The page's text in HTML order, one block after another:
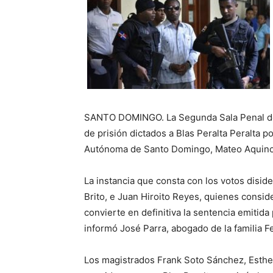
SANTO DOMINGO. La Segunda Sala
de prisión dictados a Blas Peralta Peralta
Autónoma de Santo Domingo, Mateo
La instancia que consta con los votos
Brito, e Juan Hiroito Reyes, quienes
convierte en definitiva la sentencia
informó José Parra, abogado de la familia
Los magistrados Frank Soto Sánchez,